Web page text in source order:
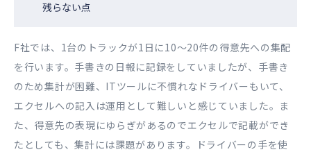
残らない点
F社では、1台のトラックが1日に10〜20件の得意先への集配
を行います。手書きの日報に記録をしていましたが、手書き
のため集計が困難、ITツールに不慣れなドライバーもいて、
エクセルへの記入は運用として難しいと感じていました。ま
た、得意先の表現にゆらぎがあるのでエクセルで記載ができ
たとしても、集計には課題があります。ドライバーの手を使